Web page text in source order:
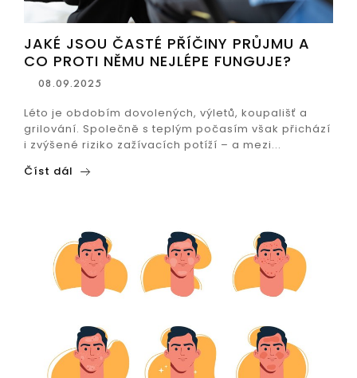
JAKÉ JSOU ČASTÉ PŘÍČINY PRŮJMU A
CO PROTI NĚMU NEJLÉPE FUNGUJE?
08.09.2025
Léto je obdobím dovolených, výletů, koupališť a
grilování. Společně s teplým počasím však přichází
i zvýšené riziko zažívacích potíží – a mezi...
Číst dál